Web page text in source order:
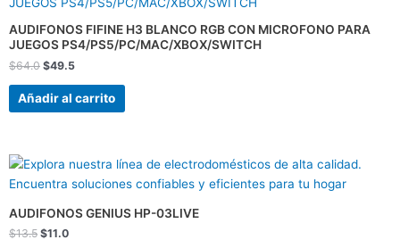
AUDIFONOS FIFINE H3 BLANCO RGB CON MICROFONO PARA
JUEGOS PS4/PS5/PC/MAC/XBOX/SWITCH
$64.0
original
era:
$64.0.
$49.5
actual
es:
$49.5.
Añadir al carrito
AUDIFONOS GENIUS HP-03LIVE
$13.5
El
precio
original
$13.5.
$11.0
El
precio
actual
$11.0.